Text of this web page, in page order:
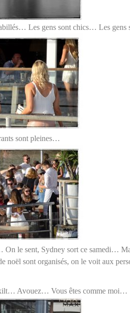
Les gens sont chics… Les gens
sont pleines…
On le sent, Sydney sort ce samedi…
noël sont organisés, on le voit aux
kilt… Avouez… Vous êtes comme moi…